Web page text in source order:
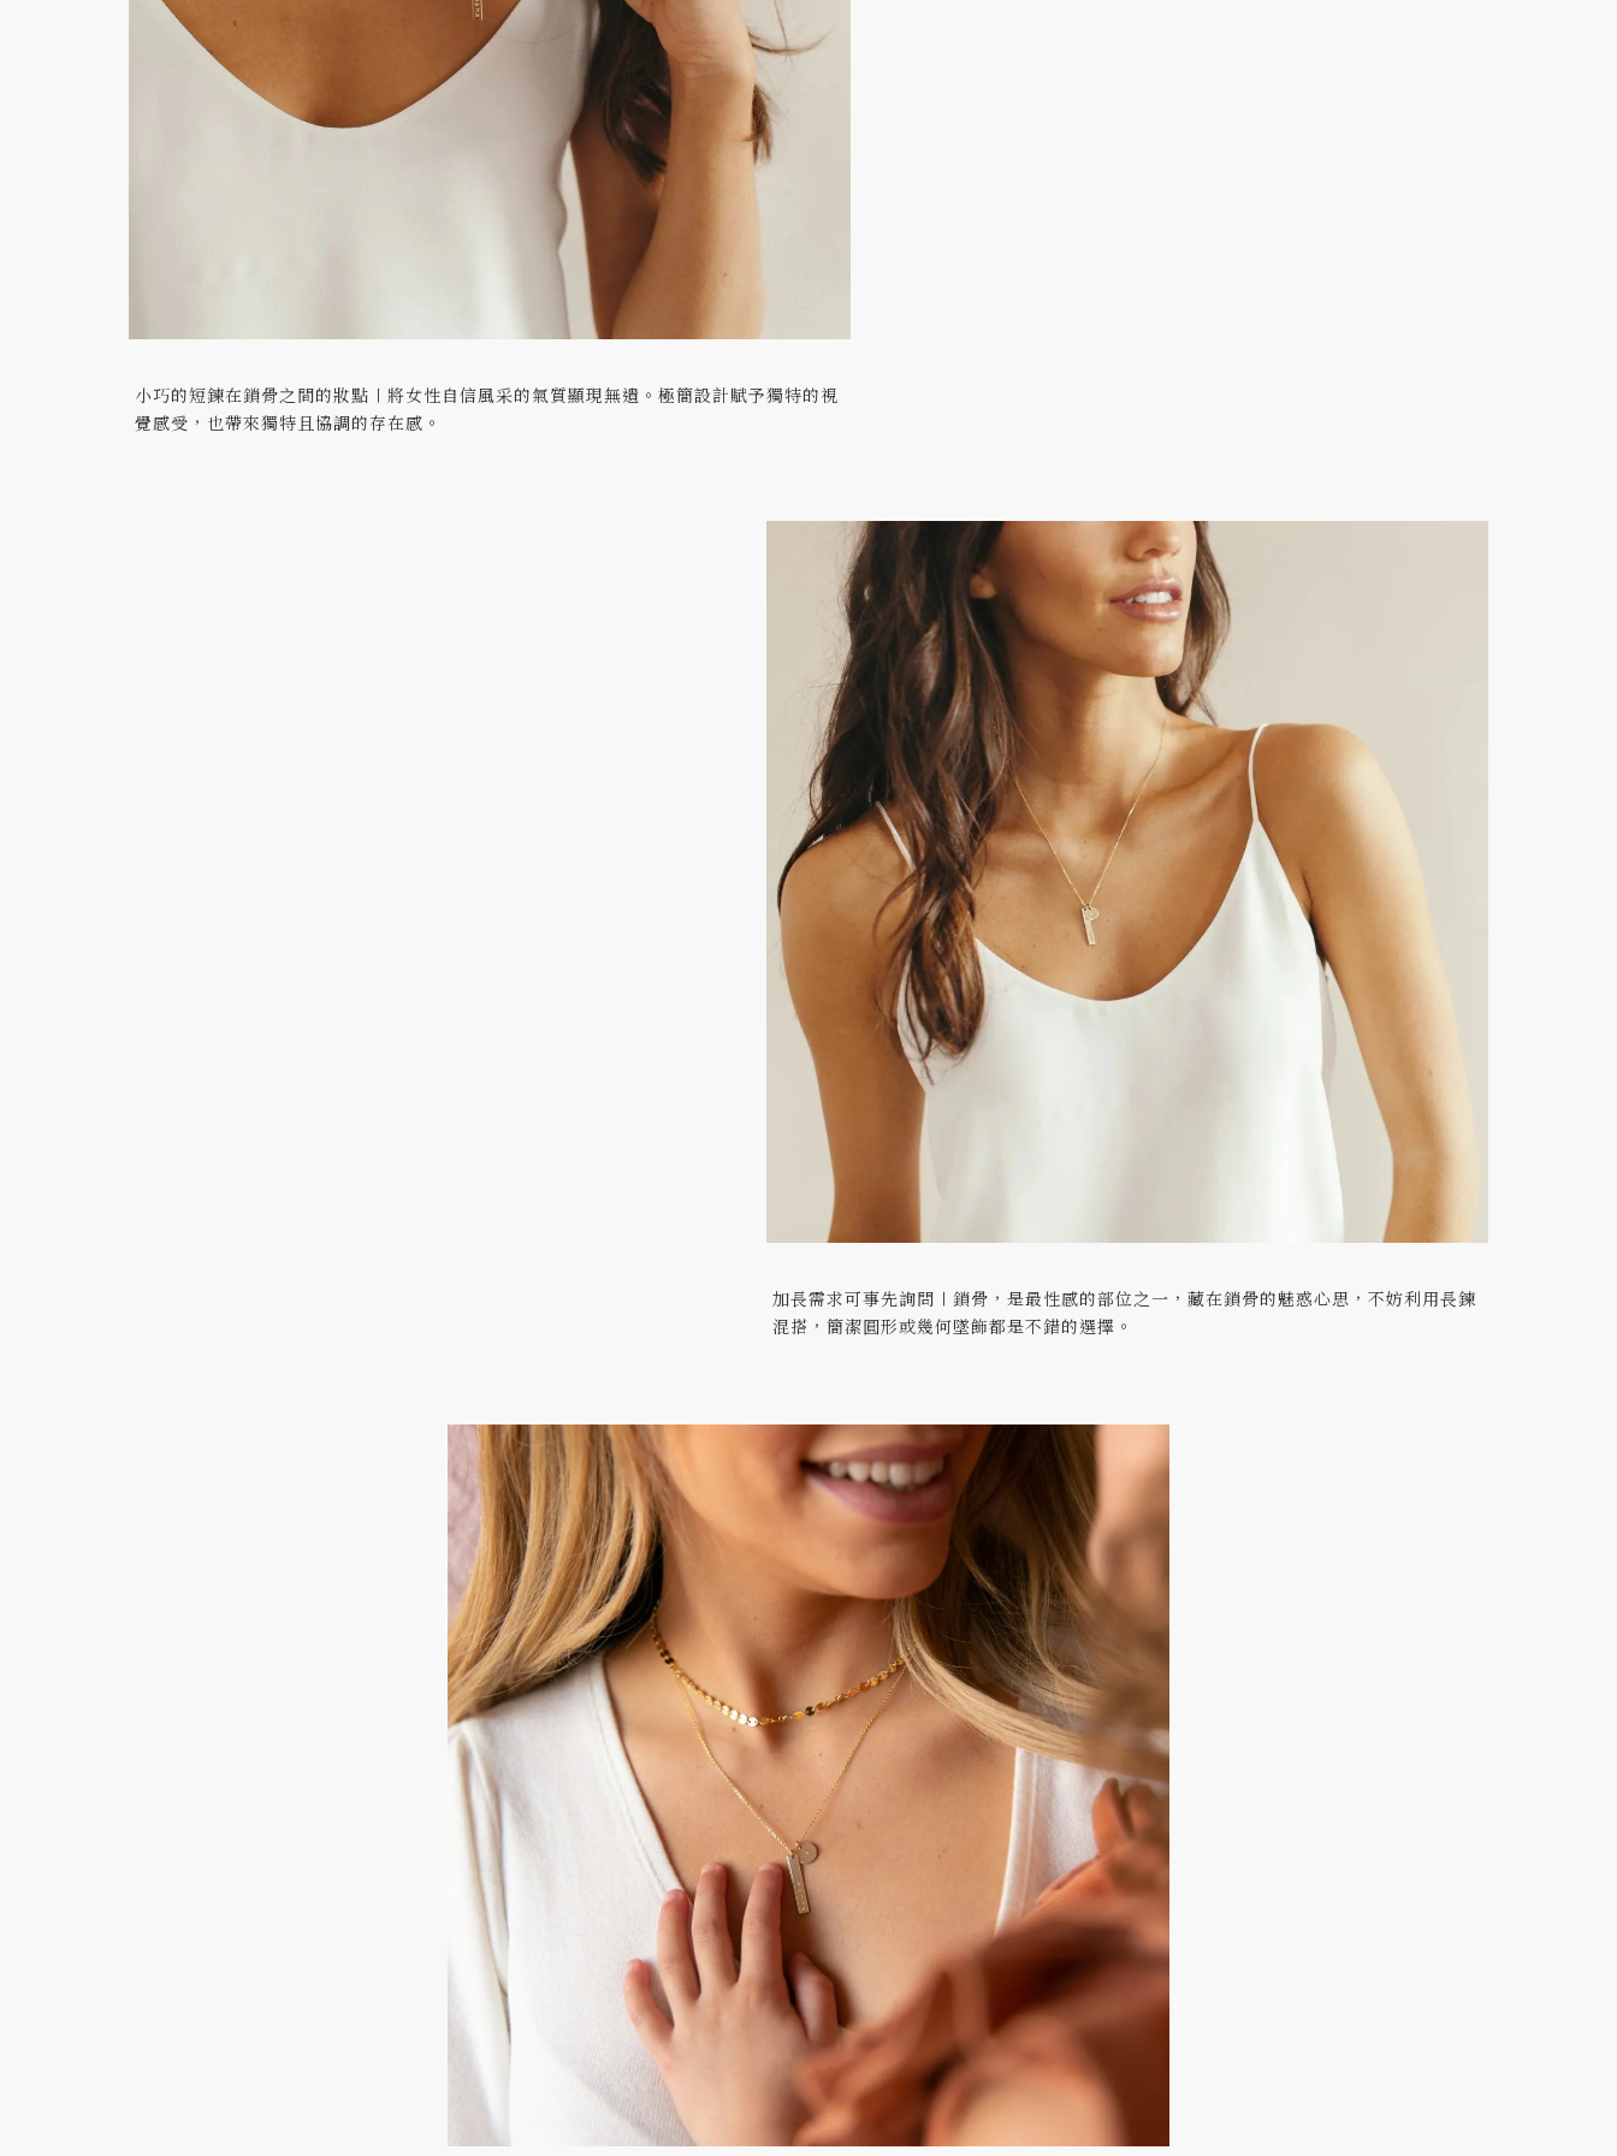
小巧的短鍊在鎖骨之間的妝點〡將女性自信風采的氣質顯現無遺。極簡設計賦予獨特的視
覺感受，也帶來獨特且協調的存在感。
加長需求可事先詢問〡鎖骨，是最性感的部位之一，藏在鎖骨的魅惑心思，不妨利用長鍊
混搭，簡潔圓形或幾何墜飾都是不錯的選擇。